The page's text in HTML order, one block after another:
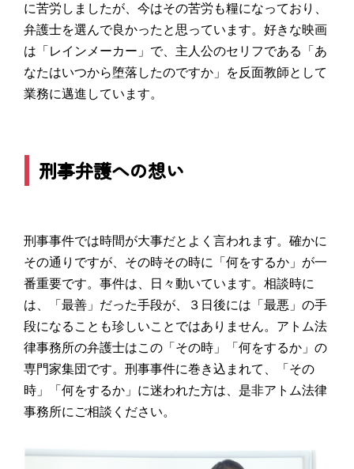
に苦労しましたが、今はその苦労も糧になっており、
弁護士を選んで良かったと思っています。好きな映画
は「レインメーカー」で、主人公のセリフである「あ
なたはいつから堕落したのですか」を反面教師として
業務に邁進しています。
刑事弁護への想い
刑事事件では時間が大事だとよく言われます。確かに
その通りですが、その時その時に「何をするか」が一
番重要です。事件は、日々動いています。相談時に
は、「最善」だった手段が、３日後には「最悪」の手
段になることも珍しいことではありません。アトム法
律事務所の弁護士はこの「その時」「何をするか」の
専門家集団です。刑事事件に巻き込まれて、「その
時」「何をするか」に迷われた方は、是非アトム法律
事務所にご相談ください。